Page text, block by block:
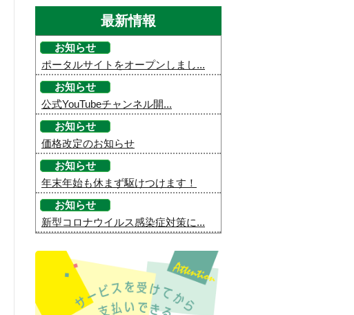
最新情報
お知らせ
ポータルサイトをオープンしまし...
お知らせ
公式YouTubeチャンネル開...
お知らせ
価格改定のお知らせ
お知らせ
年末年始も休まず駆けつけます！
お知らせ
新型コロナウイルス感染症対策に...